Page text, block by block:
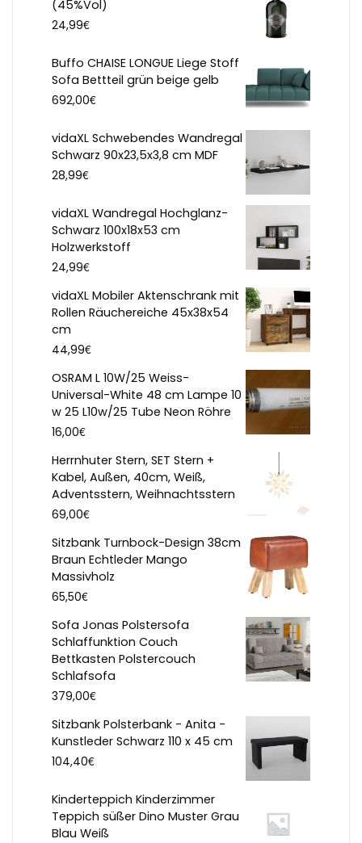
(45%Vol)
24,99€
Buffo CHAISE LONGUE Liege Stoff
Sofa Bettteil grün beige gelb
692,00€
vidaXL Schwebendes Wandregal
Schwarz 90x23,5x3,8 cm MDF
28,99€
vidaXL Wandregal Hochglanz-
Schwarz 100x18x53 cm
Holzwerkstoff
24,99€
vidaXL Mobiler Aktenschrank mit
Rollen Räuchereiche 45x38x54
cm
44,99€
OSRAM L 10W/25 Weiss-
Universal-White 48 cm Lampe 10
w 25 L10w/25 Tube Neon Röhre
16,00€
Herrnhuter Stern, SET Stern +
Kabel, Außen, 40cm, Weiß,
Adventsstern, Weihnachtsstern
69,00€
Sitzbank Turnbock-Design 38cm
Braun Echtleder Mango
Massivholz
65,50€
Sofa Jonas Polstersofa
Schlaffunktion Couch
Bettkasten Polstercouch
Schlafsofa
379,00€
Sitzbank Polsterbank - Anita -
Kunstleder Schwarz 110 x 45 cm
104,40€
Kinderteppich Kinderzimmer
Teppich süßer Dino Muster Grau
Blau Weiß